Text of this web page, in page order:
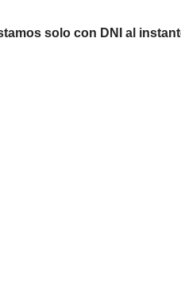
solo con DNI al